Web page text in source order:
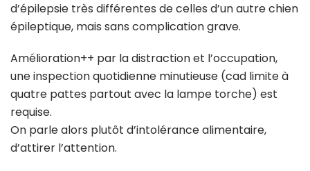
d’épilepsie très différentes de celles d’un autre chien
épileptique, mais sans complication grave.
Amélioration++ par la distraction et l’occupation,
une inspection quotidienne minutieuse (cad limite à
quatre pattes partout avec la lampe torche) est
requise.
On parle alors plutôt d’intolérance alimentaire,
d’attirer l’attention.